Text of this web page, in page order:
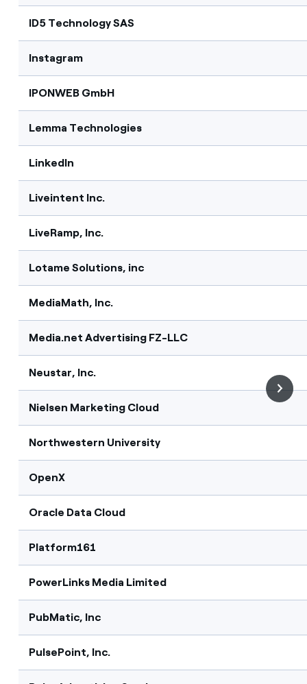
ID5 Technology SAS
Instagram
IPONWEB GmbH
Lemma Technologies
LinkedIn
Liveintent Inc.
LiveRamp, Inc.
Lotame Solutions, inc
MediaMath, Inc.
Media.net Advertising FZ-LLC
Neustar, Inc.
Nielsen Marketing Cloud
Northwestern University
OpenX
Oracle Data Cloud
Platform161
PowerLinks Media Limited
PubMatic, Inc
PulsePoint, Inc.